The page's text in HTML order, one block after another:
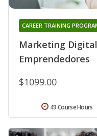
Marketing
Emprendedores
CAREER TRAINING
$1099.00
49 Course Hours